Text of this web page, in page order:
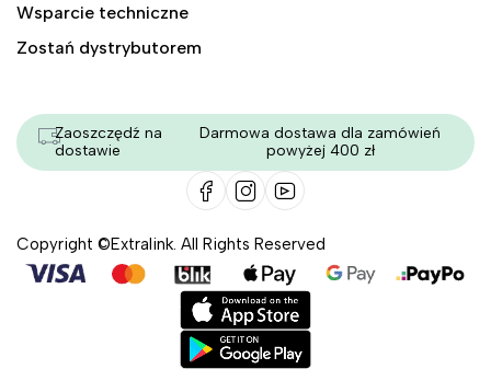
Wsparcie techniczne
Zostań dystrybutorem
Zaoszczędź na
dostawie
Darmowa dostawa dla zamówień
powyżej 400 zł
Copyright ©Extralink. All Rights Reserved